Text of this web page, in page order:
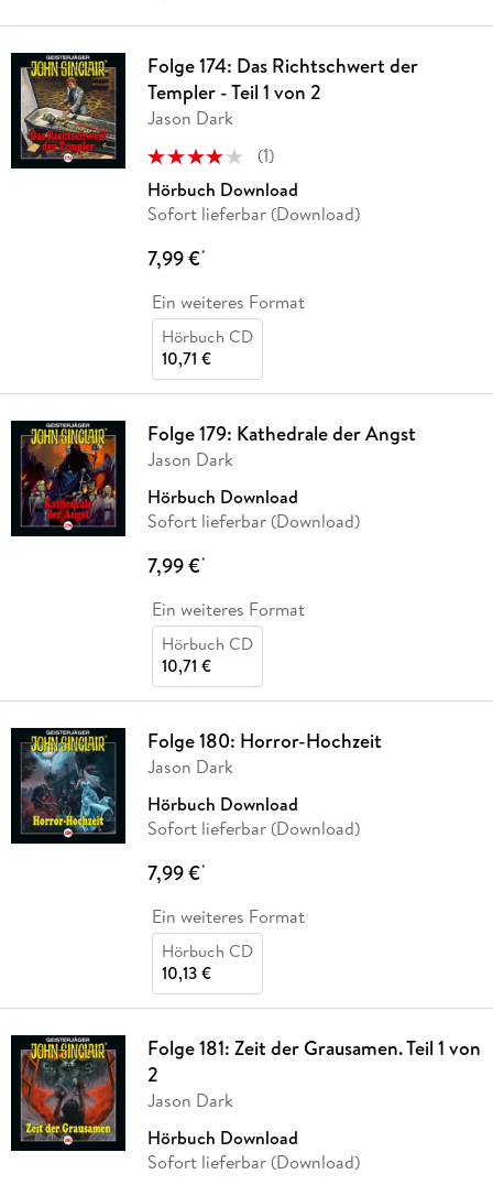
Folge 174: Das Richtschwert der
Templer - Teil 1 von 2
Jason Dark
(1)
Hörbuch Download
Sofort lieferbar (Download)
7,99 €*
Ein weiteres Format
Hörbuch CD
10,71 €
Folge 179: Kathedrale der Angst
Jason Dark
Hörbuch Download
Sofort lieferbar (Download)
7,99 €*
Ein weiteres Format
Hörbuch CD
10,71 €
Folge 180: Horror-Hochzeit
Jason Dark
Hörbuch Download
Sofort lieferbar (Download)
7,99 €*
Ein weiteres Format
Hörbuch CD
10,13 €
Folge 181: Zeit der Grausamen. Teil 1 von
2
Jason Dark
Hörbuch Download
Sofort lieferbar (Download)